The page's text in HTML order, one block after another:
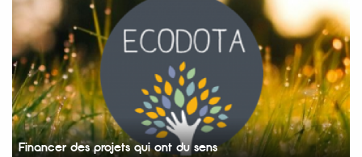
Financer des projets qui ont du sens